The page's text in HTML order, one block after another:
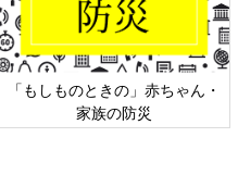
「もしものときの」赤ちゃん・
家族の防災